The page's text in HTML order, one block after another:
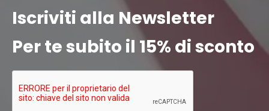
Iscriviti alla Newsletter
Per te subito il 15% di sconto